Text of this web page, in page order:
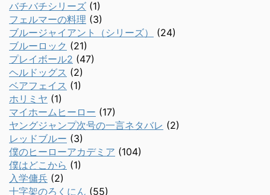
バチバチシリーズ (1)
フェルマーの料理 (3)
ブルージャイアント（シリーズ）
(24)
ブルーロック (21)
プレイボール2 (47)
ヘルドッグス (2)
ベアフェイス (1)
ホリミヤ (1)
マイホームヒーロー (17)
ヤングジャンプ次号の一言ネタバレ (2)
レッドブルー (3)
僕のヒーローアカデミア (104)
僕はどこから (1)
入学傭兵 (2)
十字架のろくにん (55)